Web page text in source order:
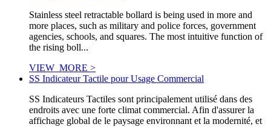
Stainless steel retractable bollard is being used in more and
more places, such as military and police forces, government
agencies, schools, and squares. The most intuitive function of
the rising boll...
VIEW_MORE >
SS Indicateur Tactile pour Usage Commercial
SS Indicateurs Tactiles sont principalement utilisé dans des
endroits avec une forte climat commercial. Afin d'assurer la
affichage global de le paysage environnant et la modernité, et